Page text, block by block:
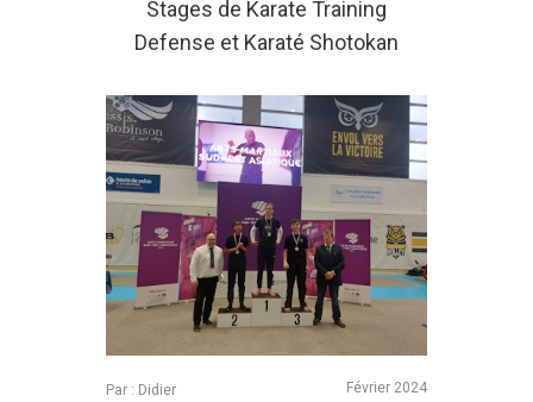
Stages de Karate Training
Defense et Karaté Shotokan
Par : Didier Février 2024